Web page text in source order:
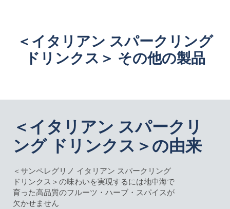
＜イタリアン スパークリング
ドリンクス＞ その他の製品
＜イタリアン スパークリ
ング ドリンクス＞の由来
＜サンペレグリノ イタリアン スパークリング
ドリンクス＞の味わいを実現するには地中海で
育った高品質のフルーツ・ハーブ・スパイスが
欠かせません